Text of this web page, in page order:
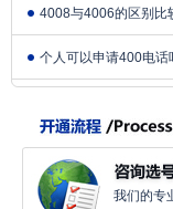
4008与4006的区别比
个人可以申请400电话
我们的专